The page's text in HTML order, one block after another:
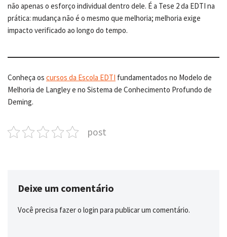
não apenas o esforço individual dentro dele. É a Tese 2 da EDTI na
prática: mudança não é o mesmo que melhoria; melhoria exige
impacto verificado ao longo do tempo.
Conheça os cursos da Escola EDTI fundamentados no Modelo de
Melhoria de Langley e no Sistema de Conhecimento Profundo de
Deming.
post
Deixe um comentário
Você precisa fazer o login para publicar um comentário.